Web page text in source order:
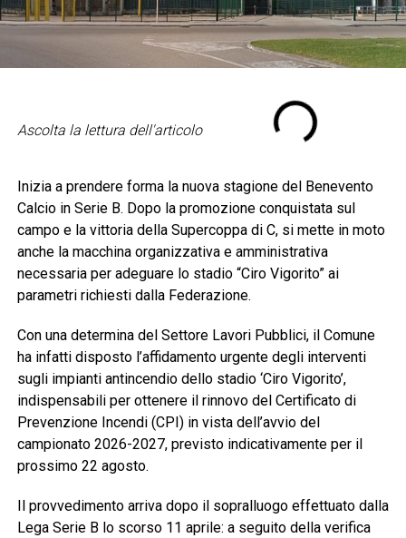
Ascolta la lettura dell'articolo
Inizia a prendere forma la nuova stagione del Benevento
Calcio in Serie B. Dopo la promozione conquistata sul
campo e la vittoria della Supercoppa di C, si mette in moto
anche la macchina organizzativa e amministrativa
necessaria per adeguare lo stadio “Ciro Vigorito” ai
parametri richiesti dalla Federazione.
Con una determina del Settore Lavori Pubblici, il Comune
ha infatti disposto l’affidamento urgente degli interventi
sugli impianti antincendio dello stadio ‘Ciro Vigorito’,
indispensabili per ottenere il rinnovo del Certificato di
Prevenzione Incendi (CPI) in vista dell’avvio del
campionato 2026-2027, previsto indicativamente per il
prossimo 22 agosto.
Il provvedimento arriva dopo il sopralluogo effettuato dalla
Lega Serie B lo scorso 11 aprile: a seguito della verifica